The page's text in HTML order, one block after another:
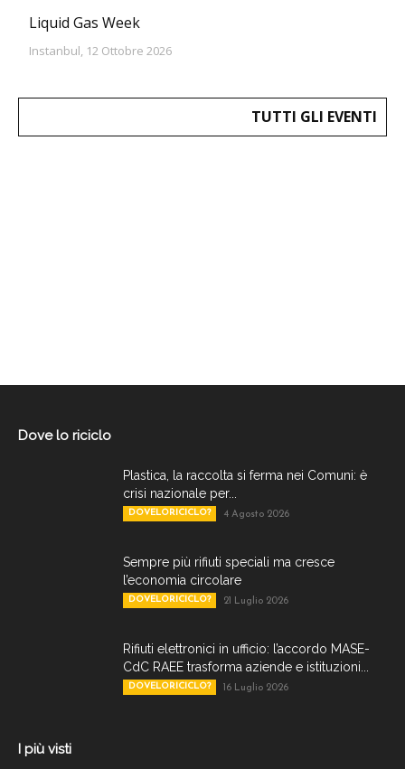
Liquid Gas Week
Instanbul, 12 Ottobre 2026
TUTTI GLI EVENTI
Dove lo riciclo
Plastica, la raccolta si ferma nei Comuni: è
crisi nazionale per...
DOVELORICICLO? 4 Agosto 2026
Sempre più rifiuti speciali ma cresce
l’economia circolare
DOVELORICICLO? 21 Luglio 2026
Rifiuti elettronici in ufficio: l’accordo MASE-
CdC RAEE trasforma aziende e istituzioni...
DOVELORICICLO? 16 Luglio 2026
I più visti